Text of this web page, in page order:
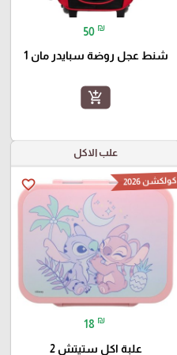
50 ₪
شنط عجل روضة سبايدر مان 1
add_shopping_cart
علب الاكل
favorite_border كولكشن 2026
18 ₪
علبة اكل ستيتش 2